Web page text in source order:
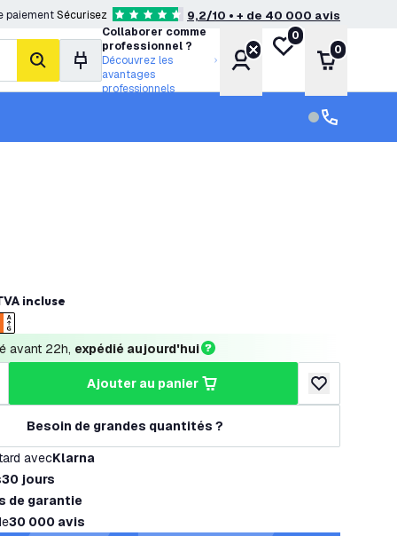
paiementSécurisez 4.6 étoiles de notation9,2/10 • + de 40 000 avis
rechercher
Collaborer comme
professionnel ?
Découvrez les
avantages
professionnels
Compte
Ma liste de
0
Panier
0
Service
Service client
incluse
avant 22h, expédié aujourd'hui
la quantité
ajouter au panier
ajouter à la
Besoin de grandes quantités ?
avecKlarna
30 jours
de garantie
30 000 avis